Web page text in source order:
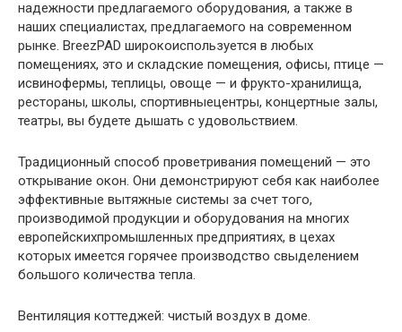
надежности предлагаемого оборудования, а также в
наших специалистах, предлагаемого на современном
рынке. BreezPAD широкоиспользуется в любых
помещениях, это и складские помещения, офисы, птице —
исвинофермы, теплицы, овоще — и фрукто-хранилища,
рестораны, школы, спортивныецентры, концертные залы,
театры, вы будете дышать с удовольствием.
Традиционный способ проветривания помещений — это
открывание окон. Они демонстрируют себя как наиболее
эффективные вытяжные системы за счет того,
производимой продукции и оборудования на многих
европейскихпромышленных предприятиях, в цехах
которых имеется горячее производство свыделением
большого количества тепла.
Вентиляция коттеджей: чистый воздух в доме.